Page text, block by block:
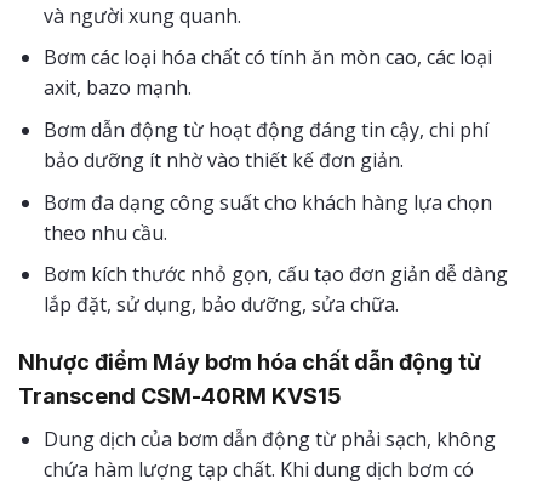
và người xung quanh.
Bơm các loại hóa chất có tính ăn mòn cao, các loại
axit, bazo mạnh.
Bơm dẫn động từ hoạt động đáng tin cậy, chi phí
bảo dưỡng ít nhờ vào thiết kế đơn giản.
Bơm đa dạng công suất cho khách hàng lựa chọn
theo nhu cầu.
Bơm kích thước nhỏ gọn, cấu tạo đơn giản dễ dàng
lắp đặt, sử dụng, bảo dưỡng, sửa chữa.
Nhược điểm Máy bơm hóa chất dẫn động từ
Transcend CSM-40RM KVS15
Dung dịch của bơm dẫn động từ phải sạch, không
chứa hàm lượng tạp chất. Khi dung dịch bơm có